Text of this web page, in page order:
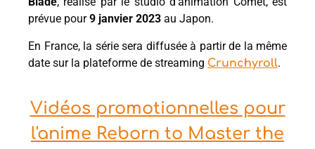
prévue pour9 janvier 2023 au Japon.
En France, la série sera diffusée à partir de la même
date sur la plateforme de streaming Crunchyroll.
Vidéos promotionnelles pour
l'anime Reborn to Master the